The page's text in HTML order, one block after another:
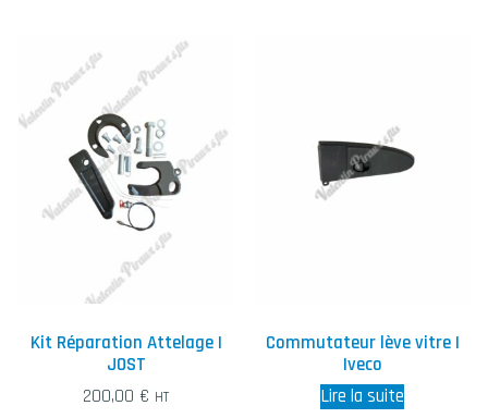
Kit Réparation Attelage |
JOST
200,00 € HT
Commutateur lève vitre |
Iveco
Lire la suite